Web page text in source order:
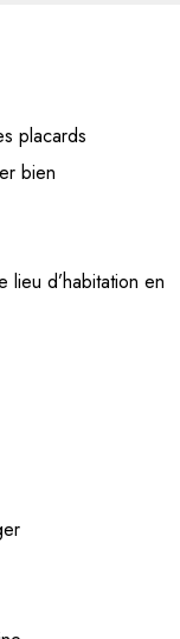
placards
bien
lieu d’habitation en